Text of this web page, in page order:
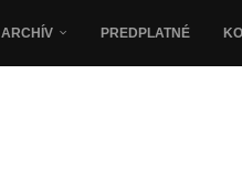
ARCHÍV PREDPLATNÉ